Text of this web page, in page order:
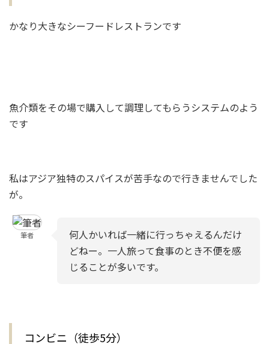
かなり大きなシーフードレストランです
魚介類をその場で購入して調理してもらうシステムのよう
です
私はアジア独特のスパイスが苦手なので行きませんでした
が。
筆者
何人かいれば一緒に行っちゃえるんだけ
どねー。一人旅って食事のとき不便を感
じることが多いです。
コンビニ（徒歩5分）